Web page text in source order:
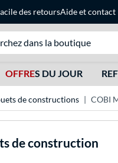
des retoursAideetcontact
OFFRES DU JOUR
de constructions COBI
de construction